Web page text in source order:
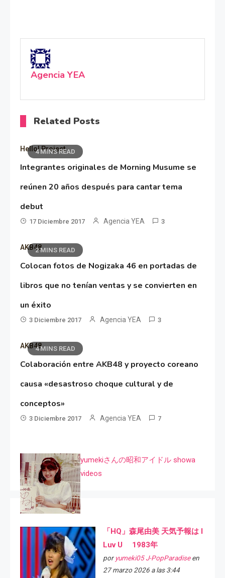
Agencia YEA
Related Posts
4 MINS READ
Hello! Project
Integrantes originales de Morning Musume se
reúnen 20 años después para cantar tema
debut
17 Diciembre 2017 Agencia YEA 3
2 MINS READ
AKB48
Colocan fotos de Nogizaka 46 en portadas de
libros que no tenían ventas y se convierten en
un éxito
3 Diciembre 2017 Agencia YEA 3
4 MINS READ
AKB48
Colaboración entre AKB48 y proyecto coreano
causa «desastroso choque cultural y de
conceptos»
3 Diciembre 2017 Agencia YEA 7
yumekiさんの昭和アイドル showa
videos
「HQ」森尾由美 天気予報は I
Luv U 1983年
por yumeki05 J-PopParadiseen
27 marzo 2026 a las 3:44